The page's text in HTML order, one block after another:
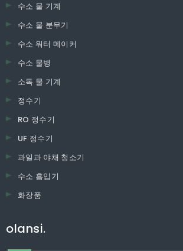
수소 물 기계
수소 물 분무기
수소 워터 메이커
수소 물병
소독 물 기계
정수기
RO 정수기
UF 정수기
과일과 야채 청소기
수소 흡입기
화장품
olansi.